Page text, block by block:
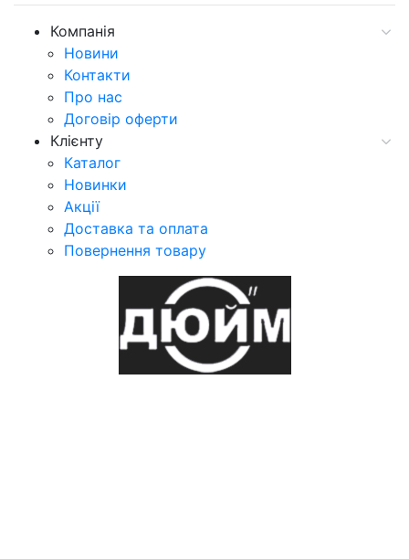
Компанія
Новини
Контакти
Про нас
Договір оферти
Клієнту
Каталог
Новинки
Акції
Доставка та оплата
Повернення товару